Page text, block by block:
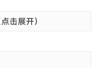
击展开）